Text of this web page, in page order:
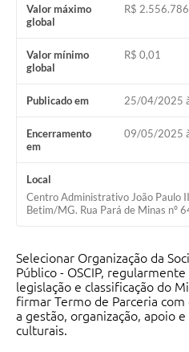
Valor máximo
global
R$
Valor mínimo
global
R$ 0,01
Publicado em 25/04/2025
Encerramento
em
09/05/2025
Local
Centro Administrativo João Paulo
Betim/MG. Rua Pará de Minas nº
Selecionar Organização da
Público - OSCIP,
legislação e classificação do
firmar Termo de Parceria
a gestão, organização, apoio
culturais.